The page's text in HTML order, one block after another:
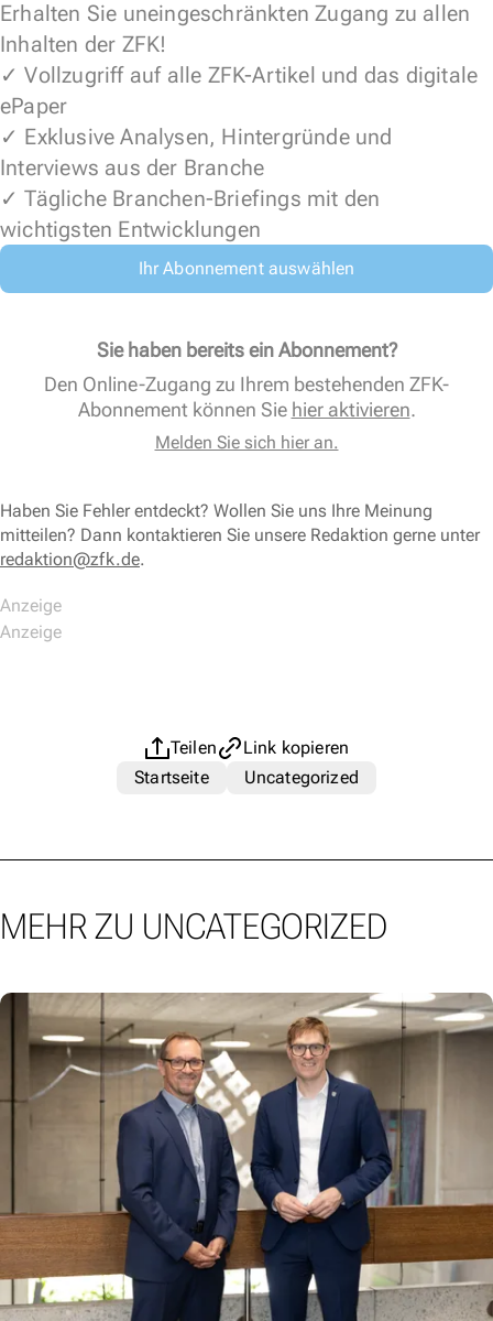
Erhalten Sie uneingeschränkten Zugang zu allen
Inhalten der ZFK!
✓ Vollzugriff auf alle ZFK-Artikel und das digitale
ePaper
✓ Exklusive Analysen, Hintergründe und
Interviews aus der Branche
✓ Tägliche Branchen-Briefings mit den
wichtigsten Entwicklungen
Ihr Abonnement auswählen
Sie haben bereits ein Abonnement?
Den Online-Zugang zu Ihrem bestehenden ZFK-
Abonnement können Sie hier aktivieren.
Melden Sie sich hier an.
Haben Sie Fehler entdeckt? Wollen Sie uns Ihre Meinung
mitteilen? Dann kontaktieren Sie unsere Redaktion gerne unter
redaktion@zfk.de.
Teilen
Link kopieren
Startseite
Uncategorized
MEHR ZU UNCATEGORIZED